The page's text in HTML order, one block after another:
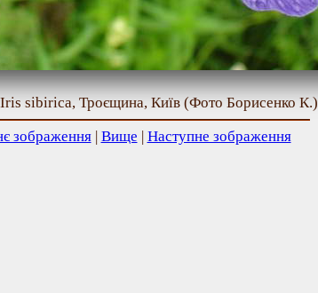
Iris sibirica, Троєщина, Київ (Фото Борисенко К.)
зображення| Вище | Наступне зображення